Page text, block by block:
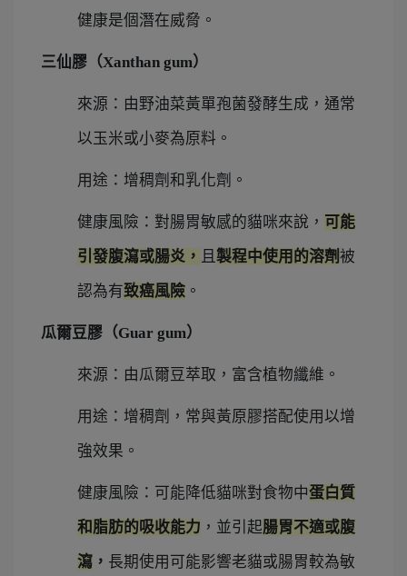
健康是個潛在威脅。
三仙膠（Xanthan gum）
來源：由野油菜黃單孢菌發酵生成，通常
以玉米或小麥為原料。
用途：增稠劑和乳化劑。
健康風險：對腸胃敏感的貓咪來說， 可能
引發腹瀉或腸炎， 且製程中使用的溶劑被
認為有致癌風險 。
瓜爾豆膠（Guar gum）
來源：由瓜爾豆萃取，富含植物纖維。
用途：增稠劑，常與黃原膠搭配使用以增
強效果。
健康風險：可能降低貓咪對食物中蛋白質
和脂肪的吸收能力 ，並引起腸胃不適或腹
瀉 ， 長期使用可能影響老貓或腸胃較為敏